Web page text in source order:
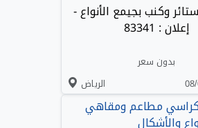
وكنب بجيمع الأنواع -
إعلان : 83341
بدون سعر
الرياض